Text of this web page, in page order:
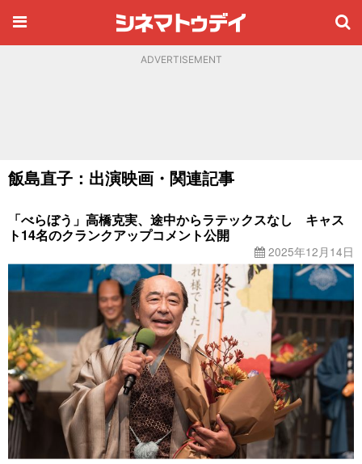
ADVERTISEMENT
飯島直子：出演映画・関連記事
「べらぼう」高橋克実、途中からラテックスなし キャス
ト14名のクランクアップコメント公開
2025年12月14日